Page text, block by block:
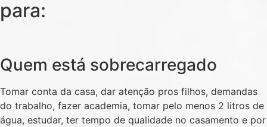
para:
Quem está sobrecarregado
Tomar conta da casa, dar atenção pros filhos, demandas
do trabalho, fazer academia, tomar pelo menos 2 litros de
água, estudar, ter tempo de qualidade no casamento e por